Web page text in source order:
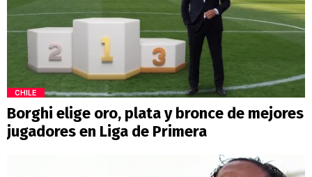
CHILE
Borghi elige oro, plata y bronce de mejores
jugadores en Liga de Primera